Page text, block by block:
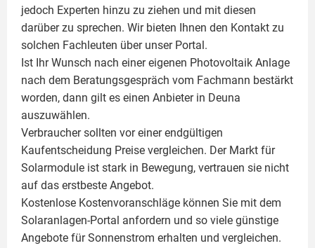
jedoch Experten hinzu zu ziehen und mit diesen
darüber zu sprechen. Wir bieten Ihnen den Kontakt zu
solchen Fachleuten über unser Portal.
Ist Ihr Wunsch nach einer eigenen Photovoltaik Anlage
nach dem Beratungsgespräch vom Fachmann bestärkt
worden, dann gilt es einen Anbieter in Deuna
auszuwählen.
Verbraucher sollten vor einer endgültigen
Kaufentscheidung Preise vergleichen. Der Markt für
Solarmodule ist stark in Bewegung, vertrauen sie nicht
auf das erstbeste Angebot.
Kostenlose Kostenvoranschläge können Sie mit dem
Solaranlagen-Portal anfordern und so viele günstige
Angebote für Sonnenstrom erhalten und vergleichen.